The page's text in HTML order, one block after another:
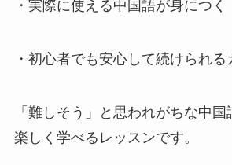
・実際に使える中国語が身につく
・初心者でも安心して続けられる
「難しそう」と思われがちな中
楽しく学べるレッスンです。